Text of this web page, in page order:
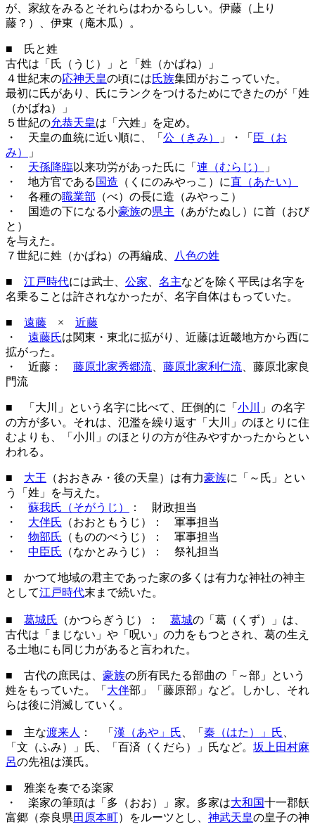
が、家紋をみるとそれらはわかるらしい。伊藤（上り
藤？）、伊東（庵木瓜）。
■ 氏と姓
古代は「氏（うじ）」と「姓（かばね）」
４世紀末の応神天皇の頃には氏族集団がおこっていた。
最初に氏があり、氏にランクをつけるためにできたのが「姓
（かばね）」
５世紀の允恭天皇は「六姓」を定め。
・ 天皇の血統に近い順に、「 公（きみ） 」・「 臣（お
み）
」
・ 天孫降臨以来功労があった氏に「 連（むらじ）
」
・ 地方官である 国造 （くにのみやっこ）に直（あたい）
・ 各種の職業部 （べ）の長に造（みやっこ）
・ 国造の下になる小豪族の県主 （あがたぬし）に首（おび
と）
を与えた。
７世紀に姓（かばね）の再編成、
八色の姓
■ 江戸時代には武士、 公家 名主などを除く平民は名字を
名乗ることは許されなかったが、名字自体はもっていた。
■ 遠藤 × 近藤
・ 遠藤氏は関東・東北に拡がり、近藤は近畿地方から西に
拡がった。
・ 近藤： 藤原北家秀郷流 藤原北家利仁流 、藤原北家良
門流
■ 「大川」という名字に比べて、圧倒的に「 小川
」の名字
の方が多い。それは、氾濫を繰り返す「大川」のほとりに住
むよりも、「小川」のほとりの方が住みやすかったからとい
われる。
■ 大王 （おおきみ・後の天皇）は有力豪族に「～氏」とい
う「姓」を与えた。
・ 蘇我氏（そがうじ）
： 財政担当
・ 大伴氏 （おおともうじ）： 軍事担当
・ 物部氏 （もののべうじ）： 軍事担当
・ 中臣氏 （なかとみうじ）： 祭礼担当
■ かつて地域の君主であった家の多くは有力な神社の神主
として江戸時代末まで続いた。
■ 葛城氏 （かつらぎうじ）： 葛城の「葛（くず）」は、
古代は「まじない」や「呪い」の力をもつとされ、葛の生え
る土地にも同じ力があると言われた。
■ 古代の庶民は、 豪族の所有民たる部曲の「～部」という
姓をもっていた。「 大伴部」「藤原部」など。しかし、それ
らは後に消滅していく。
■ 主な渡来人 ： 「 漢（あや」氏 、「 秦（はた）」氏
「文（ふみ）」氏、「百済（くだら）」氏など。 坂上田村麻
呂の先祖は漢氏。
■ 雅楽を奏でる楽家
・ 楽家の筆頭は「多（おお）」家。多家は大和国十一郡飫
富郷（奈良県田原本町）をルーツとし、 神武天皇の皇子の神